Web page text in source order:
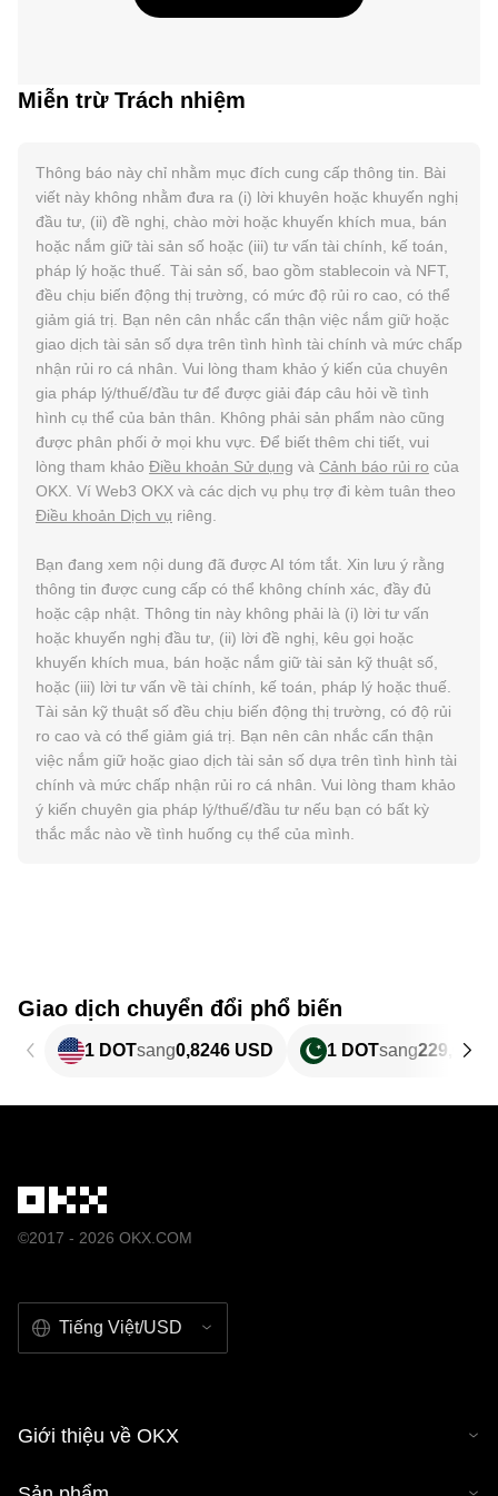
Miễn trừ Trách nhiệm
Thông báo này chỉ nhằm mục đích cung cấp thông tin. Bài
viết này không nhằm đưa ra (i) lời khuyên hoặc khuyến nghị
đầu tư, (ii) đề nghị, chào mời hoặc khuyến khích mua, bán
hoặc nắm giữ tài sản số hoặc (iii) tư vấn tài chính, kế toán,
pháp lý hoặc thuế. Tài sản số, bao gồm stablecoin và NFT,
đều chịu biến động thị trường, có mức độ rủi ro cao, có thể
giảm giá trị. Bạn nên cân nhắc cẩn thận việc nắm giữ hoặc
giao dịch tài sản số dựa trên tình hình tài chính và mức chấp
nhận rủi ro cá nhân. Vui lòng tham khảo ý kiến của chuyên
gia pháp lý/thuế/đầu tư để được giải đáp câu hỏi về tình
hình cụ thể của bản thân. Không phải sản phẩm nào cũng
được phân phối ở mọi khu vực. Để biết thêm chi tiết, vui
lòng tham khảo Điều khoản Sử dụng và Cảnh báo rủi ro của
OKX. Ví Web3 OKX và các dịch vụ phụ trợ đi kèm tuân theo
Điều khoản Dịch vụ riêng.
Bạn đang xem nội dung đã được AI tóm tắt. Xin lưu ý rằng
thông tin được cung cấp có thể không chính xác, đầy đủ
hoặc cập nhật. Thông tin này không phải là (i) lời tư vấn
hoặc khuyến nghị đầu tư, (ii) lời đề nghị, kêu gọi hoặc
khuyến khích mua, bán hoặc nắm giữ tài sản kỹ thuật số,
hoặc (iii) lời tư vấn về tài chính, kế toán, pháp lý hoặc thuế.
Tài sản kỹ thuật số đều chịu biến động thị trường, có độ rủi
ro cao và có thể giảm giá trị. Bạn nên cân nhắc cẩn thận
việc nắm giữ hoặc giao dịch tài sản số dựa trên tình hình tài
chính và mức chấp nhận rủi ro cá nhân. Vui lòng tham khảo
ý kiến chuyên gia pháp lý/thuế/đầu tư nếu bạn có bất kỳ
thắc mắc nào về tình huống cụ thể của mình.
Giao dịch chuyển đổi phổ biến
1 DOTsang0,8246 USD 1 DOTsang229,02
©2017 - 2026 OKX.COM
Tiếng Việt/USD
Giới thiệu về OKX